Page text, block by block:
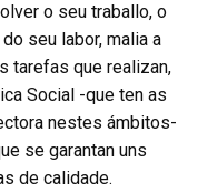
o seu traballo, o
seu labor, malia a
tarefas que realizan,
Social -que ten as
nestes ámbitos-
se garantan uns
de calidade.